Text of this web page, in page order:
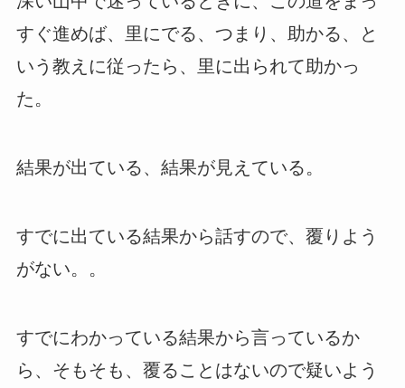
すぐ進めば、里にでる、つまり、助かる、と
いう教えに従ったら、里に出られて助かっ
た。
結果が出ている、結果が見えている。
すでに出ている結果から話すので、覆りよう
がない。。
すでにわかっている結果から言っているか
ら、そもそも、覆ることはないので疑いよう